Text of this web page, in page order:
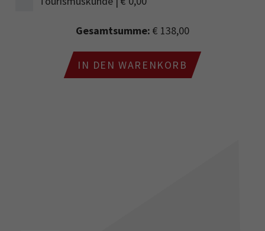
Gesamtsumme: € 138,00
IN DEN WARENKORB